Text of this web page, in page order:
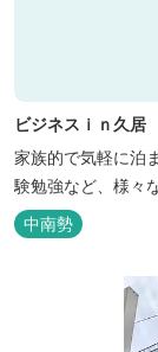
ビジネスｉｎ久居
家族的で気軽に泊
験勉強など、様々
中南勢